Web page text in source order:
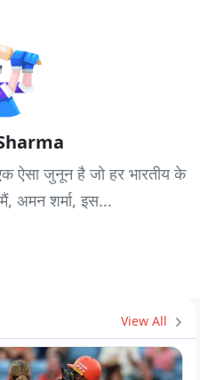
ऐसा जुनून है जो हर भारतीय के
अमन शर्मा, इस...
View All